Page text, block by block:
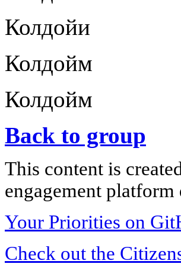
Колдойи
Колдойм
Колдойм
Back to group
This content is
engagement
Your Priorities on
Check out the